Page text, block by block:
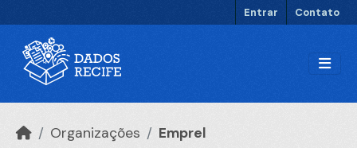
Entrar Contato
Organizações Emprel